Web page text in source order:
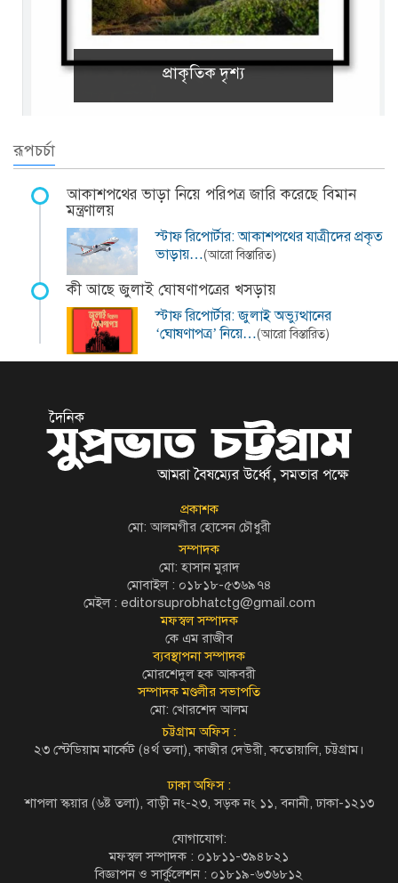
প্রাকৃতিক দৃশ্য
রূপচর্চা
আকাশপথের ভাড়া নিয়ে পরিপত্র জারি করেছে বিমান
মন্ত্রণালয়
স্টাফ রিপোর্টার: আকাশপথের যাত্রীদের প্রকৃত
ভাড়ায়…(আরো বিস্তারিত)
কী আছে জুলাই ঘোষণাপত্রের খসড়ায়
স্টাফ রিপোর্টার: জুলাই অভ্যুত্থানের
‘ঘোষণাপত্র’ নিয়ে…(আরো বিস্তারিত)
প্রকাশক
মো: আলমগীর হোসেন চৌধুরী
সম্পাদক
মো: হাসান মুরাদ
মোবাইল : ০১৮১৮-৫৩৬৯৭৪
মেইল : editorsuprobhatctg@gmail.com
মফস্বল সম্পাদক
কে এম রাজীব
ব্যবস্থাপনা সম্পাদক
মোরশেদুল হক আকবরী
সম্পাদক মণ্ডলীর সভাপতি
মো: খোরশেদ আলম
চট্টগ্রাম অফিস :
২৩ স্টেডিয়াম মার্কেট (৪র্থ তলা), কাজীর দেউরী, কতোয়ালি, চট্টগ্রাম।
ঢাকা অফিস :
শাপলা স্কয়ার (৬ষ্ট তলা), বাড়ী নং-২৩, সড়ক নং ১১, বনানী, ঢাকা-১২১৩
যোগাযোগ:
মফস্বল সম্পাদক : ০১৮১১-৩৯৪৮২১
বিজ্ঞাপন ও সার্কুলেশন : ০১৮১৯-৬৩৬৮১২